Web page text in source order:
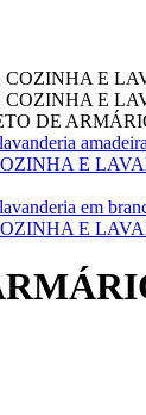
DE
E
E